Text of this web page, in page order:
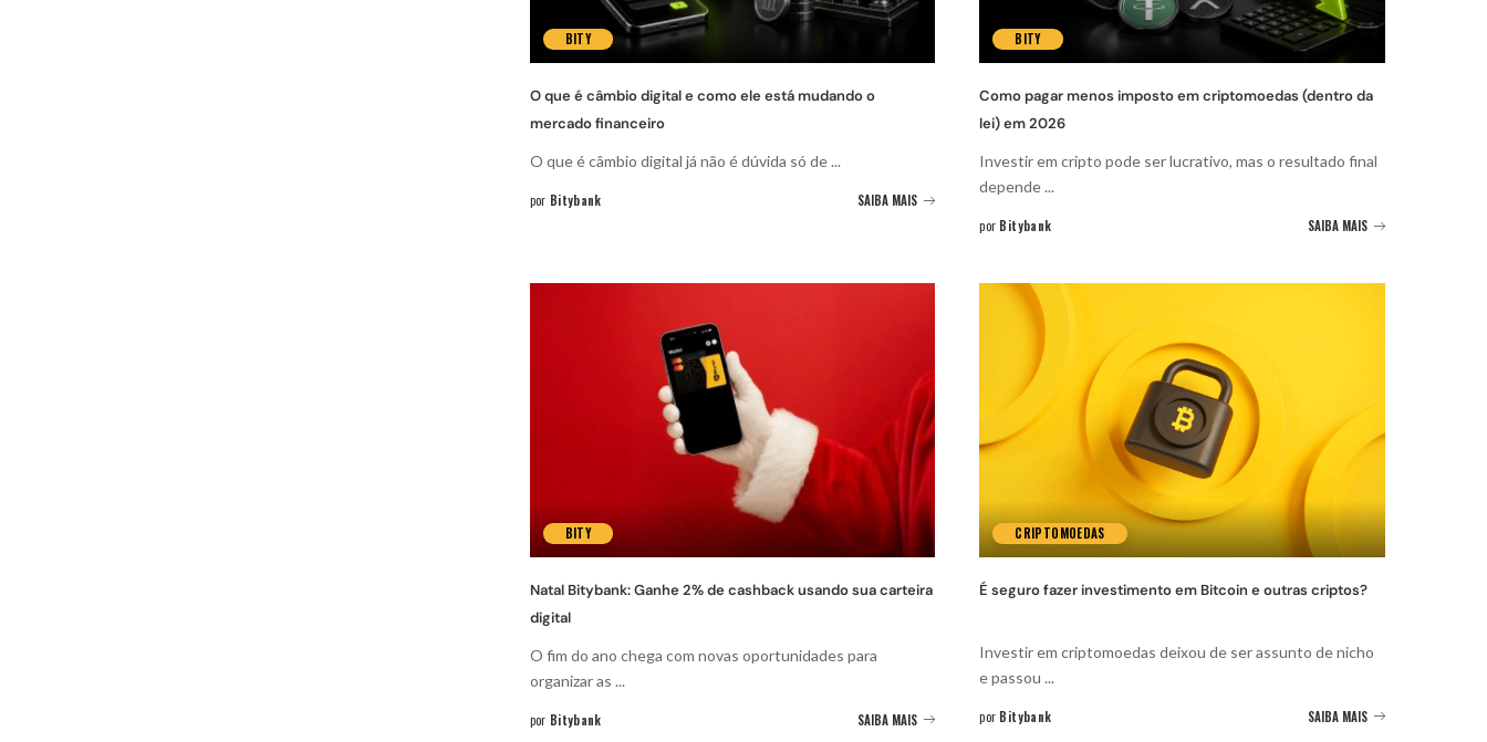
BITY
O que é câmbio digital e como ele está mudando o
mercado financeiro
O que é câmbio digital já não é dúvida só de...
por Bitybank SAIBA MAIS
BITY
Como pagar menos imposto em criptomoedas (dentro da
lei) em 2026
Investir em cripto pode ser lucrativo, mas o resultado final
depende...
por Bitybank SAIBA MAIS
BITY
Natal Bitybank: Ganhe 2% de cashback usando sua carteira
digital
O fim do ano chega com novas oportunidades para
organizar as ...
por Bitybank SAIBA MAIS
CRIPTOMOEDAS
É seguro fazer investimento em Bitcoin e outras criptos?
Investir em criptomoedas deixou de ser assunto de nicho
e passou...
por Bitybank SAIBA MAIS